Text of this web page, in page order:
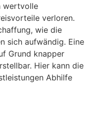
wertvolle
verloren.
wie die
sich aufwändig. Eine
Grund knapper
Hier kann die
Abhilfe